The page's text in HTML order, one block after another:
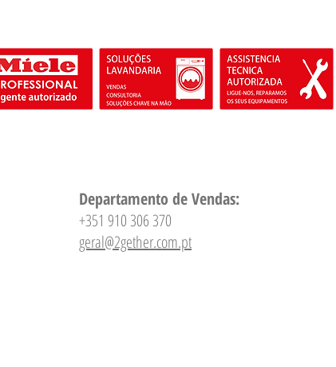
Departamento de Vendas:
+351 910 306 370
geral@2gether.com.pt